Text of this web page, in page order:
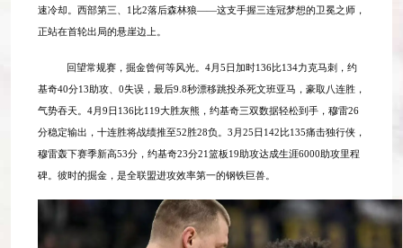
速冷却。西部第三、1比2落后森林狼——这支手握三连冠梦想的卫冕之师，
正站在首轮出局的悬崖边上。
回望常规赛，掘金曾何等风光。 4月5日加时136比134力克马刺，约
基奇40分13助攻、0失误，最后9.8秒漂移跳投杀死文班亚马，豪取八连胜，
气势吞天。4月9日136比119大胜灰熊，约基奇三双数据轻松到手，穆雷26
分稳定输出，十连胜将战绩推至52胜28负。3月25日142比135痛击独行侠，
穆雷轰下赛季新高53分，约基奇23分21篮板19助攻达成生涯6000助攻里程
碑。彼时的掘金，是全联盟进攻效率第一的钢铁巨兽。